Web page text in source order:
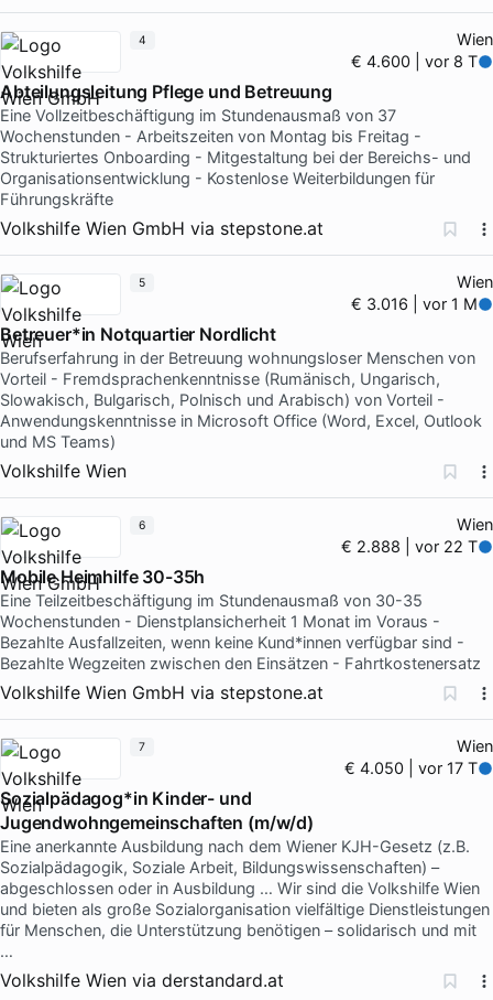
Wien
€ 4.600 | vor 8 T
Abteilungsleitung Pflege und Betreuung
Eine Vollzeitbeschäftigung im Stundenausmaß von 37
Wochenstunden - Arbeitszeiten von Montag bis Freitag -
Strukturiertes Onboarding - Mitgestaltung bei der Bereichs- und
Organisationsentwicklung - Kostenlose Weiterbildungen für
Führungskräfte
Volkshilfe Wien GmbH via stepstone.at
4
Wien
€ 3.016 | vor 1 M
Betreuer*in Notquartier Nordlicht
Berufserfahrung in der Betreuung wohnungsloser Menschen von
Vorteil - Fremdsprachenkenntnisse (Rumänisch, Ungarisch,
Slowakisch, Bulgarisch, Polnisch und Arabisch) von Vorteil -
Anwendungskenntnisse in Microsoft Office (Word, Excel, Outlook
und MS Teams)
Volkshilfe Wien
5
Wien
€ 2.888 | vor 22 T
Mobile Heimhilfe 30-35h
Eine Teilzeitbeschäftigung im Stundenausmaß von 30-35
Wochenstunden - Dienstplansicherheit 1 Monat im Voraus -
Bezahlte Ausfallzeiten, wenn keine Kund*innen verfügbar sind -
Bezahlte Wegzeiten zwischen den Einsätzen - Fahrtkostenersatz
Volkshilfe Wien GmbH via stepstone.at
6
Wien
€ 4.050 | vor 17 T
Sozialpädagog*in Kinder- und
Jugendwohngemeinschaften (m/w/d)
Eine anerkannte Ausbildung nach dem Wiener KJH-Gesetz (z.B.
Sozialpädagogik, Soziale Arbeit, Bildungswissenschaften) –
abgeschlossen oder in Ausbildung … Wir sind die Volkshilfe Wien
und bieten als große Sozialorganisation vielfältige Dienstleistungen
für Menschen, die Unterstützung benötigen – solidarisch und mit
…
Volkshilfe Wien via derstandard.at
7